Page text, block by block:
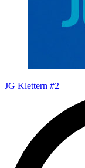
JG Klettern #2